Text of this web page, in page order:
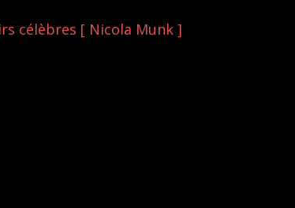
célèbres [ Nicola Munk ]